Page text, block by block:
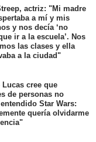
actriz: "Mi madre
a mí y mis
y nos decía ‘no
ir a la escuela’. Nos
las clases y ella
a la ciudad"
Lucas cree que
de personas no
Star Wars:
quería olvidarme